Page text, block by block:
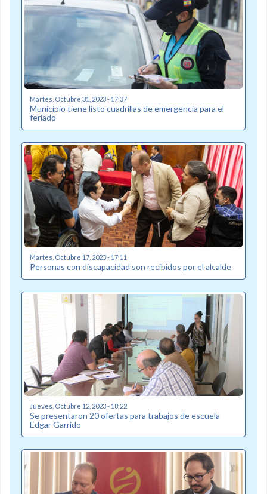
Martes, Octubre 31, 2023 - 17:37
Municipio tiene listo cuadrillas de emergencia para el
feriado
Martes, Octubre 17, 2023 - 17:11
Personas con discapacidad son recibidos por el alcalde
Jueves, Octubre 12, 2023 - 18:22
Se presentaron 20 ofertas para trabajos de escuela
Edgar Garrido